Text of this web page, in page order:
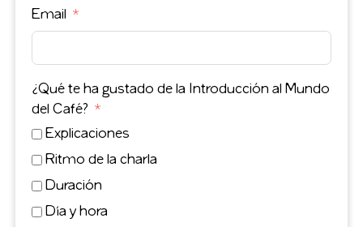
Email
¿Qué te ha gustado de la Introducción al Mundo
del Café?
Explicaciones
Ritmo de la charla
Duración
Día y hora